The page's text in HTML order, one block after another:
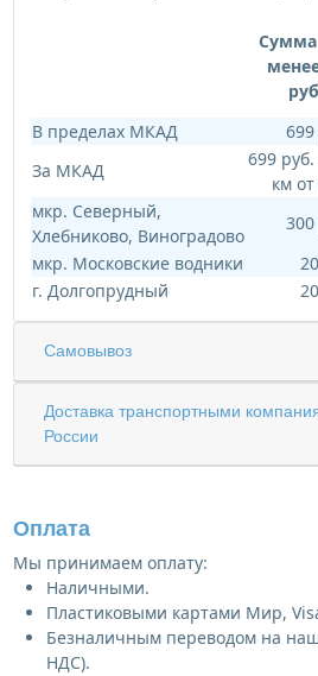
Сумма
В пределах МКАД
699
За МКАД
699
км
мкр. Северный,
Хлебниково, Виноградово
300
мкр. Московские водники
г. Долгопрудный
Самовывоз
Доставка транспортными
России
Оплата
Мы принимаем оплату:
Наличными.
Пластиковыми картами Мир,
Безналичным переводом на
НДС).